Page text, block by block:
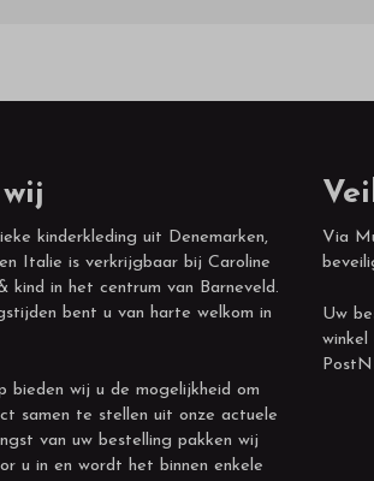
kinderkleding uit Denemarken,
Italie is verkrijgbaar bij Caroline
kind in het centrum van Barneveld.
bent u van harte welkom in
bieden wij u de mogelijkheid om
samen te stellen uit onze actuele
van uw bestelling pakken wij
u in en wordt het binnen enkele
Via
Uw